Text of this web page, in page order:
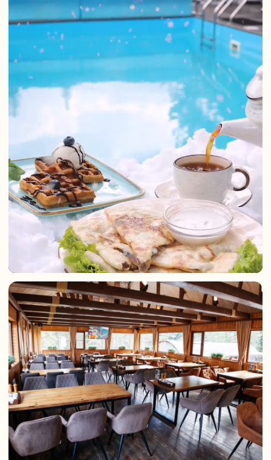
ЯРКИМ
Место, где музыка звучит по вашим правилам.
Любые хиты от ретро до новинок. К вашему выбору
широкий ассортимент блюд, авторских коктейлей
и кальянов.